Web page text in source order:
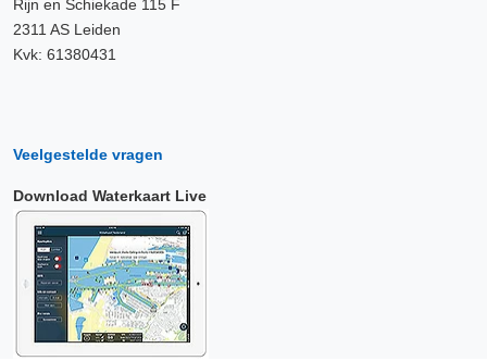
Rijn en Schiekade 115 F
2311 AS Leiden
Kvk: 61380431
Veelgestelde vragen
Download Waterkaart Live